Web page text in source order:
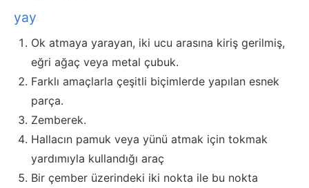
yay
Ok atmaya yarayan, iki ucu arasına kiriş gerilmiş,
eğri ağaç veya metal çubuk.
Farklı amaçlarla çeşitli biçimlerde yapılan esnek
parça.
Zemberek.
Hallacın pamuk veya yünü atmak için tokmak
yardımıyla kullandığı araç
Bir çember üzerindeki iki nokta ile bu nokta